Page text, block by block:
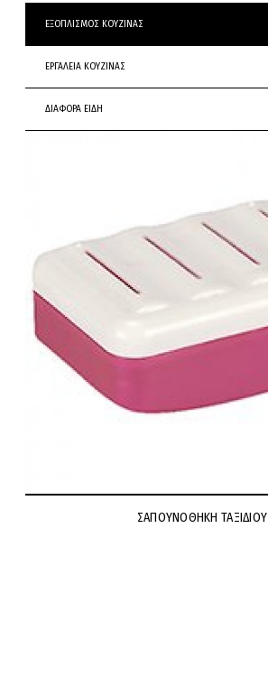
ΕΞΟΠΛΙΣΜΟΣ ΚΟΥΖΙΝΑΣ
ΕΡΓΑΛΕΙΑ ΚΟΥΖΙΝΑΣ
ΔΙΑΦΟΡΑ ΕΙΔΗ
ΣΑΠΟΥΝΟΘΗΚΗ ΤΑΞΙΔΙΟΥ